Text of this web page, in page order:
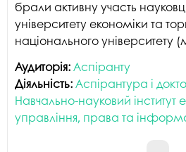
брали активну участь
університету економіки та
національного університету
Аудиторія:Аспіранту
Діяльність:Аспірантура і
Навчально-науковий інститут
управління, права та